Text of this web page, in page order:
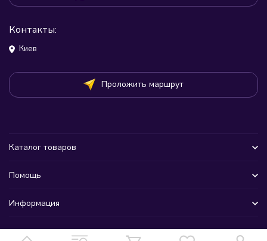
Контакты:
Киев
Проложить маршрут
Каталог товаров
Помощь
Информация